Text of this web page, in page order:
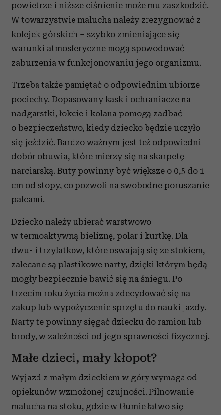
powietrze i niższe ciśnienie może mu zaszkodzić.
W towarzystwie malucha należy zrezygnować z
kolejek górskich – szybko zmieniające się
warunki atmosferyczne mogą spowodować
zaburzenia w funkcjonowaniu jego organizmu.
Trzeba także pamiętać o odpowiednim ubiorze
pociechy. Dopasowany kask i ochraniacze na
nadgarstki, łokcie i kolana pomogą zadbać
o bezpieczeństwo, kiedy dziecko będzie uczyło
się jeździć. Bardzo ważnym jest też odpowiedni
dobór obuwia, które mierzy się na skarpetę
narciarską. Buty powinny być większe o 0,5 do 1
cm od stopy, co pozwoli na swobodne poruszanie
palcami.
Dziecko należy ubierać warstwowo –
w termoaktywną bieliznę, polar i kurtkę. Dla
dwu- i trzylatków, które oswajają się ze stokiem,
zalecane są plastikowe narty, dzięki którym będą
mogły bezpiecznie bawić się na śniegu. Po
trzecim roku życia można zdecydować się na
zakup lub wypożyczenie sprzętu do nauki jazdy.
Narty te powinny sięgać dziecku do ramion lub
brody, w zależności od jego sprawności fizycznej.
Małe dzieci, mały kłopot?
Wyjazd z małym dzieckiem w góry wymaga od
opiekunów wzmożonej czujności. Pilnowanie
malucha na stoku, gdzie w tłumie łatwo się